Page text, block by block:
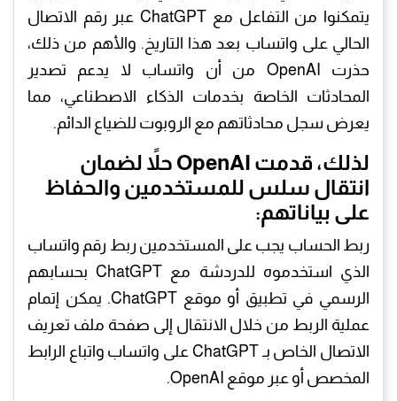
يتمكنوا من التفاعل مع ChatGPT عبر رقم الاتصال
الحالي على واتساب بعد هذا التاريخ. والأهم من ذلك،
حذرت OpenAI من أن واتساب لا يدعم تصدير
المحادثات الخاصة بخدمات الذكاء الاصطناعي، مما
يعرض سجل محادثاتهم مع الروبوت للضياع الدائم.
​لذلك، قدمت OpenAI حلاً لضمان
انتقال سلس للمستخدمين والحفاظ
على بياناتهم:
​ربط الحساب يجب على المستخدمين ربط رقم واتساب
الذي استخدموه للدردشة مع ChatGPT بحسابهم
الرسمي في تطبيق أو موقع ChatGPT. يمكن إتمام
عملية الربط من خلال الانتقال إلى صفحة ملف تعريف
الاتصال الخاص بـ ChatGPT على واتساب واتباع الرابط
المخصص أو عبر موقع OpenAI.